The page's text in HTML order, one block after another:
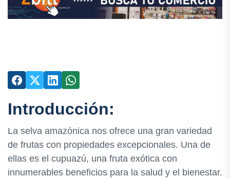
Introducción:
La selva amazónica nos ofrece una gran variedad
de frutas con propiedades excepcionales. Una de
ellas es el cupuazú, una fruta exótica con
innumerables beneficios para la salud y el bienestar.